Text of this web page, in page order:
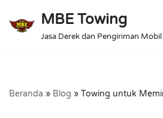
Lompat
MBE Towing
Jasa Derek dan Pengiriman Mobil
Beranda » Blog » Towing untuk